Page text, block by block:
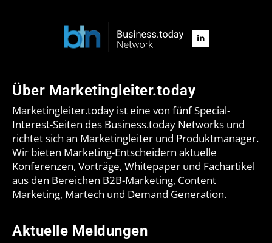
Über Marketingleiter.today
Marketingleiter.today ist eine von fünf Special-
Interest-Seiten des Business.today Networks und
richtet sich an Marketingleiter und Produktmanager.
Wir bieten Marketing-Entscheidern aktuelle
Konferenzen, Vorträge, Whitepaper und Fachartikel
aus den Bereichen B2B-Marketing, Content
Marketing, Martech und Demand Generation.
Aktuelle Meldungen